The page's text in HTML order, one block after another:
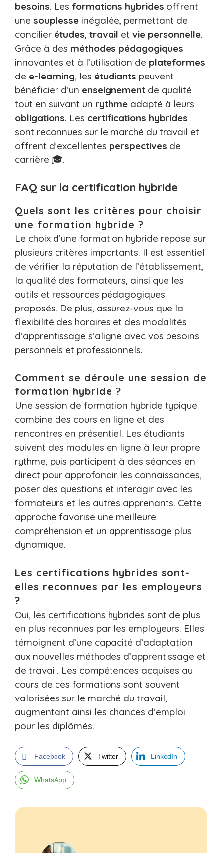
besoins. Les formations hybrides offrent
une souplesse inégalée, permettant de
concilier études, travail et vie personnelle.
Grâce à des méthodes pédagogiques
innovantes et à l’utilisation de plateformes
de e-learning, les étudiants peuvent
bénéficier d’un enseignement de qualité
tout en suivant un rythme adapté à leurs
obligations. Les certifications hybrides
sont reconnues sur le marché du travail et
offrent d’excellentes perspectives de
carrière 🎓.
FAQ sur la certification hybride
Quels sont les critères pour choisir
une formation hybride ?
Le choix d’une formation hybride repose sur
plusieurs critères importants. Il est essentiel
de vérifier la réputation de l’établissement,
la qualité des formateurs, ainsi que les
outils et ressources pédagogiques
proposés. De plus, assurez-vous que la
flexibilité des horaires et des modalités
d’apprentissage s’aligne avec vos besoins
personnels et professionnels.
Comment se déroule une session de
formation hybride ?
Une session de formation hybride typique
combine des cours en ligne et des
rencontres en présentiel. Les étudiants
suivent des modules en ligne à leur propre
rythme, puis participent à des séances en
direct pour approfondir les connaissances,
poser des questions et interagir avec les
formateurs et les autres apprenants. Cette
approche favorise une meilleure
compréhension et un apprentissage plus
dynamique.
Les certifications hybrides sont-
elles reconnues par les employeurs
?
Oui, les certifications hybrides sont de plus
en plus reconnues par les employeurs. Elles
témoignent d’une capacité d’adaptation
aux nouvelles méthodes d’apprentissage et
de travail. Les compétences acquises au
cours de ces formations sont souvent
valorisées sur le marché du travail,
augmentant ainsi les chances d’emploi
pour les diplômés.
Facebook Twitter LinkedIn
WhatsApp